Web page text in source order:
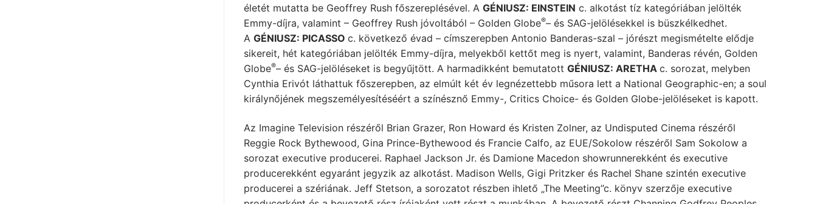
életét mutatta be Geoffrey Rush főszereplésével. A GÉNIUSZ: EINSTEIN c. alkotást tíz kategóriában jelölték
Emmy-díjra, valamint – Geoffrey Rush jóvoltából – Golden Globe®– és SAG-jelölésekkel is büszkélkedhet.
A GÉNIUSZ: PICASSO c. következő évad – címszerepben Antonio Banderas-szal – jórészt megismételte elődje
sikereit, hét kategóriában jelölték Emmy-díjra, melyekből kettőt meg is nyert, valamint, Banderas révén, Golden
Globe®– és SAG-jelöléseket is begyűjtött. A harmadikként bemutatott GÉNIUSZ: ARETHA c. sorozat, melyben
Cynthia Erivót láthattuk főszerepben, az elmúlt két év legnézettebb műsora lett a National Geographic-en; a soul
királynőjének megszemélyesítéséért a színésznő Emmy-, Critics Choice- és Golden Globe-jelöléseket is kapott.
Az Imagine Television részéről Brian Grazer, Ron Howard és Kristen Zolner, az Undisputed Cinema részéről
Reggie Rock Bythewood, Gina Prince-Bythewood és Francie Calfo, az EUE/Sokolow részéről Sam Sokolow a
sorozat executive producerei. Raphael Jackson Jr. és Damione Macedon showrunnerekként és executive
producerekként egyaránt jegyzik az alkotást. Madison Wells, Gigi Pritzker és Rachel Shane szintén executive
producerei a szériának. Jeff Stetson, a sorozatot részben ihlető „The Meeting”c. könyv szerzője executive